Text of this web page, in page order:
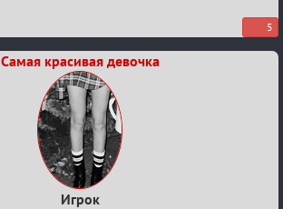
5
Самая красивая девочка
Игрок